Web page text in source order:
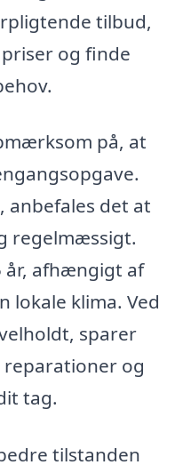
tilbud,
og finde
på, at
anbefales det at
regelmæssigt.
år, afhængigt af
lokale klima. Ved
sparer
og
tag.
tilstanden